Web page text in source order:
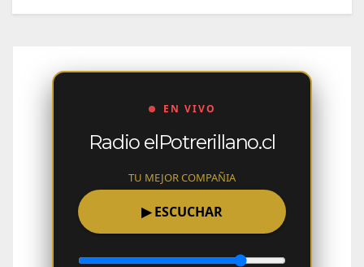
EN VIVO
Radio elPotrerillano.cl
TU MEJOR COMPAÑIA
▶ ESCUCHAR